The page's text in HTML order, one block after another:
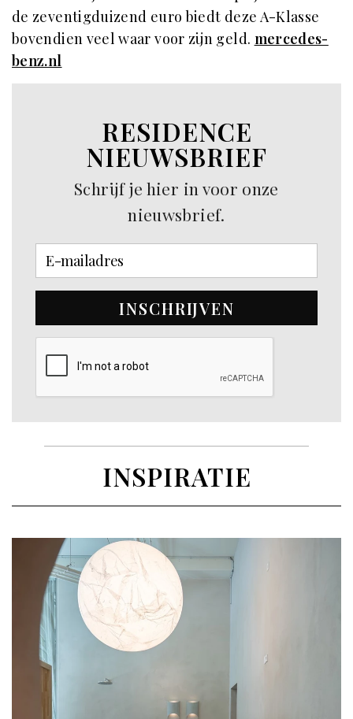
de zeventigduizend euro biedt deze A-Klasse
bovendien veel waar voor zijn geld. mercedes-
benz.nl
RESIDENCE
NIEUWSBRIEF
Schrijf je hier in voor onze
nieuwsbrief.
INSCHRIJVEN
INSPIRATIE